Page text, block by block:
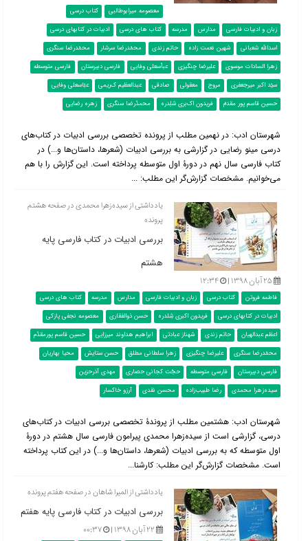
معصومه میرابوطالبی
کتاب درسی
زبان و ادبیات فارسی
مدارس مدرسه کتاب های درسی
ادبیات در کتابهای درسی
اسدالله شعبانی
شهین نعمت زاده حاتم زندی محمّدرضا سرشار
محمّدرضا سنگری
زهرا السادات موسوی
علیرضا چنگیزی عباّسعلی وفایی فارسی دبیرستان
فارسی متوسطه
سیّد اکبر میرجعفری
مروج معقولی صادقی عبدالعظیم ک‌ریمی
عبّاسعلی وفایی
حسین قاسم پور مقدمّ
فریدون اک‌بری شلِدره محمدّرضا سنگری زهره رضایی
شهرستان ادب: در نهمین مطلب از پرونده تخصصی بررسی ادبیات در کتاب‌‌های
درسی مینو رضایی در گزارشی به بررسی ادبیات (شعرها، داستان‌ها و...) در
کتاب فارسی سال نهم در دورۀ اول متوسطه پرداخته است. این گزارش را با هم
می‌خوانیم. مشخصات گزارش‌گر این مطلب: ...
یادداشتی از سیده‌زهرا محمدی در صفحه هشتم
پرونده
بررسی ادبیات در کتاب فارسی پایه
هشتم
۲۵ آبان ۱۳۹۸ | ۱۲:۳۴
فاطمه فروتن کتاب درسی زبان و ادبیات فارسی مدارس مدرسه
کتاب های درسی
ادبیات در کتابهای درسی
فریدون اکبری شِلدره حسن ذوالفقاری
معصومه نجفی پازکی
اعظم عبدالهیان
حاتم زندی شهناز عبادتی ابراهیم هداوند میرزایی
حسین قاسم پورمقدّم
محمّدرضا سنگری
علیرضا چنگیزی زهرا سلطانی مطلق حسن ستایش
محیا بهاریان
فارسی دبیرستان
فارسی متوسطه حجّت کجانی حصاری
مهدی آذرحزین
سیده‌زهرا محمدی
رضا طبیب‌زاده محسن نقدی آرزو خاکسار
شهرستان ادب: هشتمین مطلب از پروندۀ تخصصی بررسی ادبیات در کتاب‌‌های
درسی، گزارشی است از سیده‌زهرا محمدی پیرامون فارسی سال هشتم در دورۀ
اول متوسطه که به بررسی ادبیات (شعرها، داستان‌ها و...) در این کتاب پرداخته
است. مشخصات گزارش‌گر این مطلب: کارشنا...
یادداشتی از المیرا شاهان در صفحه هفتم پرونده
بررسی ادبیات در کتاب فارسی پایه هفتم
۲۲ آبان ۱۳۹۸ | ۰۰:۳۷